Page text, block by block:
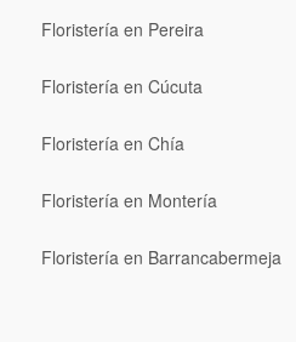
Floristería en Pereira
Floristería en Cúcuta
Floristería en Chía
Floristería en Montería
Floristería en Barrancabermeja